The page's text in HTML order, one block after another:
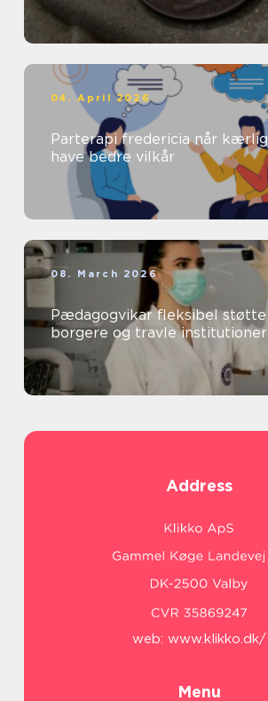
04. April 2026
Parterapi fredericia når kærligheden skal
have bedre vilkår
08. March 2026
Pædagogvikar fleksibel støtte til udsatte
borgere og travle institutioner
Address
web: www.klikko.dk/
Menu